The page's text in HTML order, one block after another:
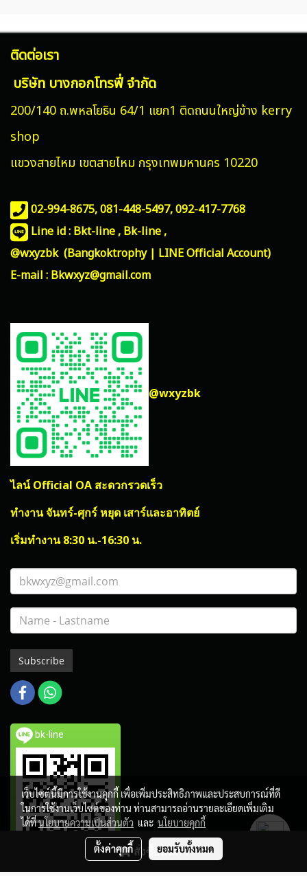
สั่งซื้อสินค้า
ติดต่อเรา
บริษัท บางกอกโทรฟี่ จำกัด
200/140 ถ.พหลโยธิน 64/1 แยก1 ติดถนนใหญ่ข้าง kerry
shop
แขวงสายไหม เขตสายไหม กรุงเทพมหานคร 10220
02-994-8675, 081-448-5497,092-417-7768
Line id : Bkt-line , Bk-line ,
@wxyzbk (Bangkoktrophy | LINE Official Account)
E-mail : Bkwxyz@gmail.com
@wxyzbk
ไลน์ Official OA สะดวกรวดเร็ว
ทำงาน จันทร์-ศุกร์ หยุด เสาร์และอาทิตย์
เริ่มทำงาน 8:30 น.-16:30 น.
Subscribe
bk-line
เว็บไซต์นี้มีการใช้งานคุกกี้ เพื่อเพิ่มประสิทธิภาพและประสบการณ์ที่ดี
ในการใช้งานเว็บไซต์ของท่าน ท่านสามารถอ่านรายละเอียดเพิ่มเติม
ได้ที่นโยบายความเป็นส่วนตัว และ นโยบายคุกกี้
ตั้งค่าคุกกี้ ยอมรับทั้งหมด